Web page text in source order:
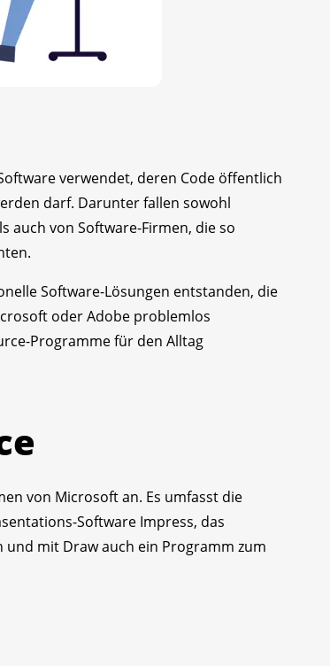
verwendet, deren Code öffentlich
darf. Darunter fallen sowohl
auch von Software-Firmen, die so
Software-Lösungen entstanden, die
oder Adobe problemlos
Programme für den Alltag
von Microsoft an. Es umfasst die
Software Impress, das
mit Draw auch ein Programm zum